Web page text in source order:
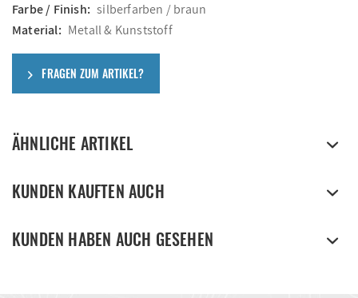
Farbe / Finish: silberfarben / braun
Material: Metall & Kunststoff
FRAGEN ZUM ARTIKEL?
ÄHNLICHE ARTIKEL
KUNDEN KAUFTEN AUCH
KUNDEN HABEN AUCH GESEHEN